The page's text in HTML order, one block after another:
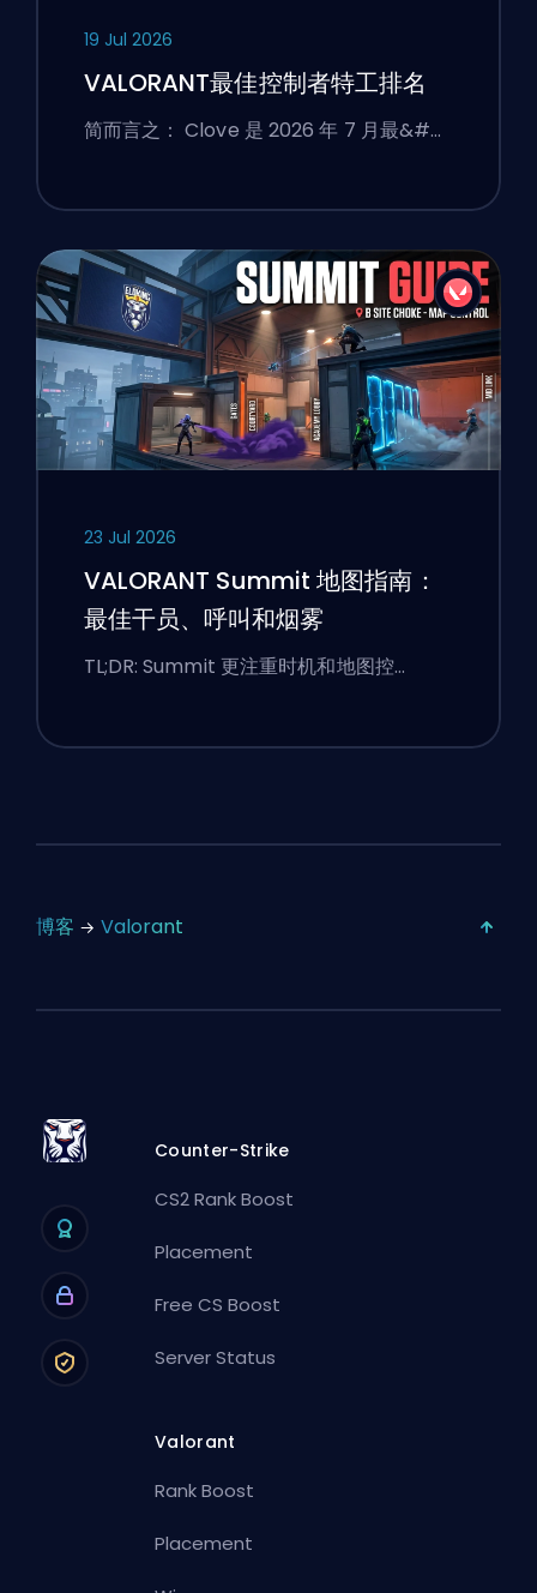
19 Jul 2026
VALORANT最佳控制者特工排名
简而言之： Clove 是 2026 年 7 月最&#…
23 Jul 2026
VALORANT Summit 地图指南：
最佳干员、呼叫和烟雾
TL;DR: Summit 更注重时机和地图控…
博客 Valorant
Counter-Strike
CS2 Rank Boost
Placement
Free CS Boost
Server Status
Valorant
Rank Boost
Placement